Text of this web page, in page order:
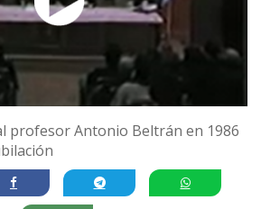
profesor Antonio Beltrán en 1986